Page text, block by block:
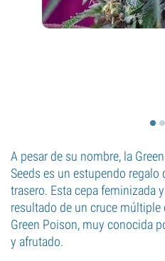
A pesar de su nombre, la
Seeds es un estupendo regalo
trasero. Esta cepa feminizada
resultado de un cruce múltiple
Green Poison, muy conocida
y afrutado.